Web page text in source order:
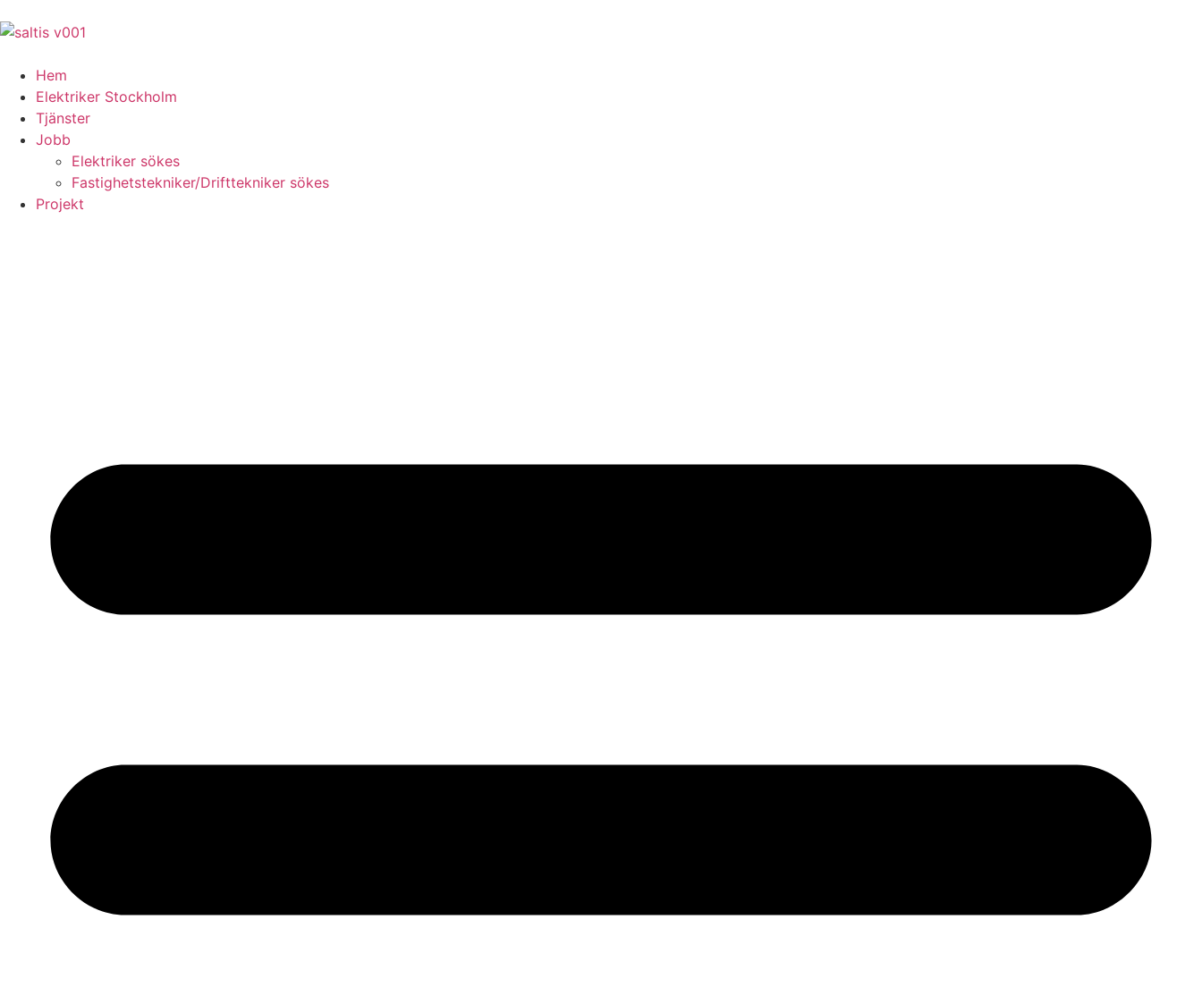
Hem
Elektriker Stockholm
Tjänster
Jobb
Elektriker sökes
Fastighetstekniker/Drifttekniker sökes
Projekt